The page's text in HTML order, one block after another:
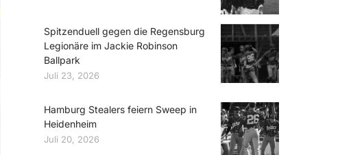
Spitzenduell gegen die Regensburg
Legionäre im Jackie Robinson
Ballpark
Juli 23, 2026
Hamburg Stealers feiern Sweep in
Heidenheim
Juli 20, 2026